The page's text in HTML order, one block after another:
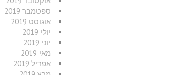
ספטמבר 2019
אוגוסט 2019
יולי 2019
יוני 2019
מאי 2019
אפריל 2019